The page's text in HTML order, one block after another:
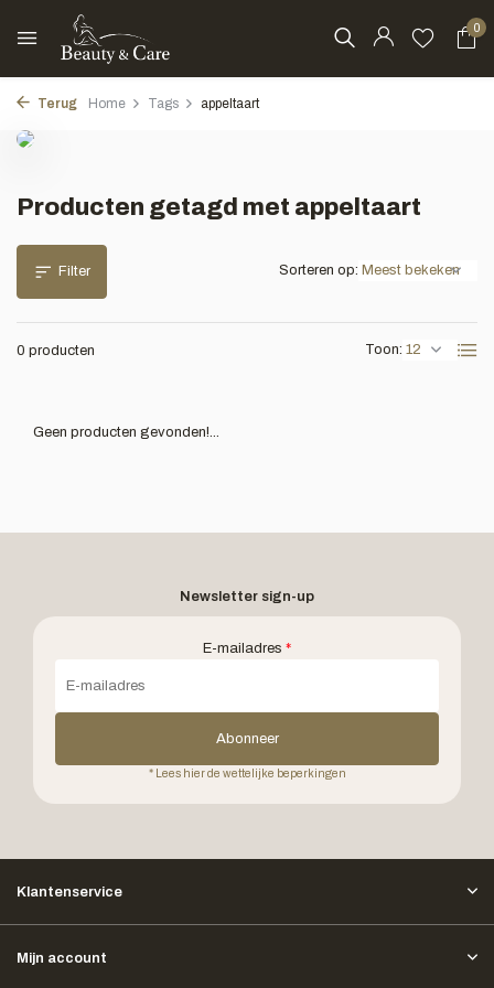
0
Terug Home Tags appeltaart
Producten getagd met appeltaart
Filter
0 producten Toon:
Sorteren op:
Geen producten gevonden!...
Newsletter sign-up
E-mailadres *
Abonneer
* Lees hier de wettelijke beperkingen
Klantenservice
Mijn account